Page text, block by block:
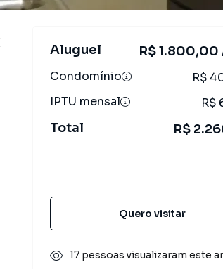
Aluguel R$ 1.800,00
Condomínio
R$
IPTU mensal
R$
Total R$
Quero visitar
17 pessoas visualizaram este